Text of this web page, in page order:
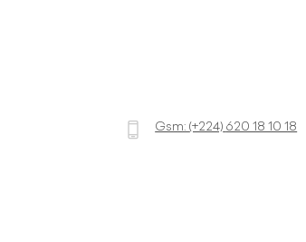
Gsm:(+224) 620 18 10 18